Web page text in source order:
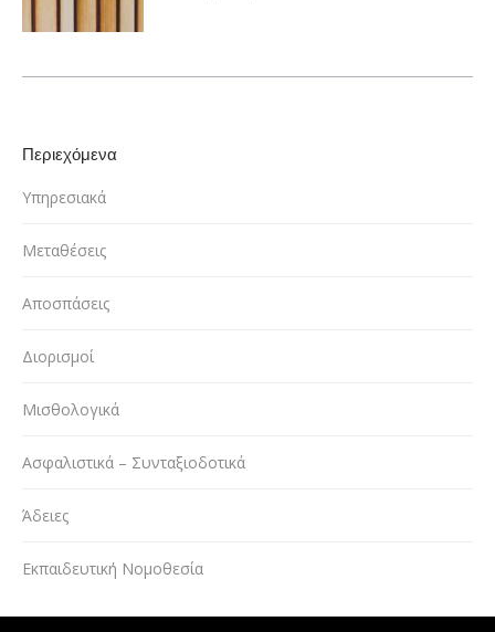
Περιεχόμενα
Υπηρεσιακά
Μεταθέσεις
Αποσπάσεις
Διορισμοί
Μισθολογικά
Ασφαλιστικά – Συνταξιοδοτικά
Άδειες
Εκπαιδευτική Νομοθεσία